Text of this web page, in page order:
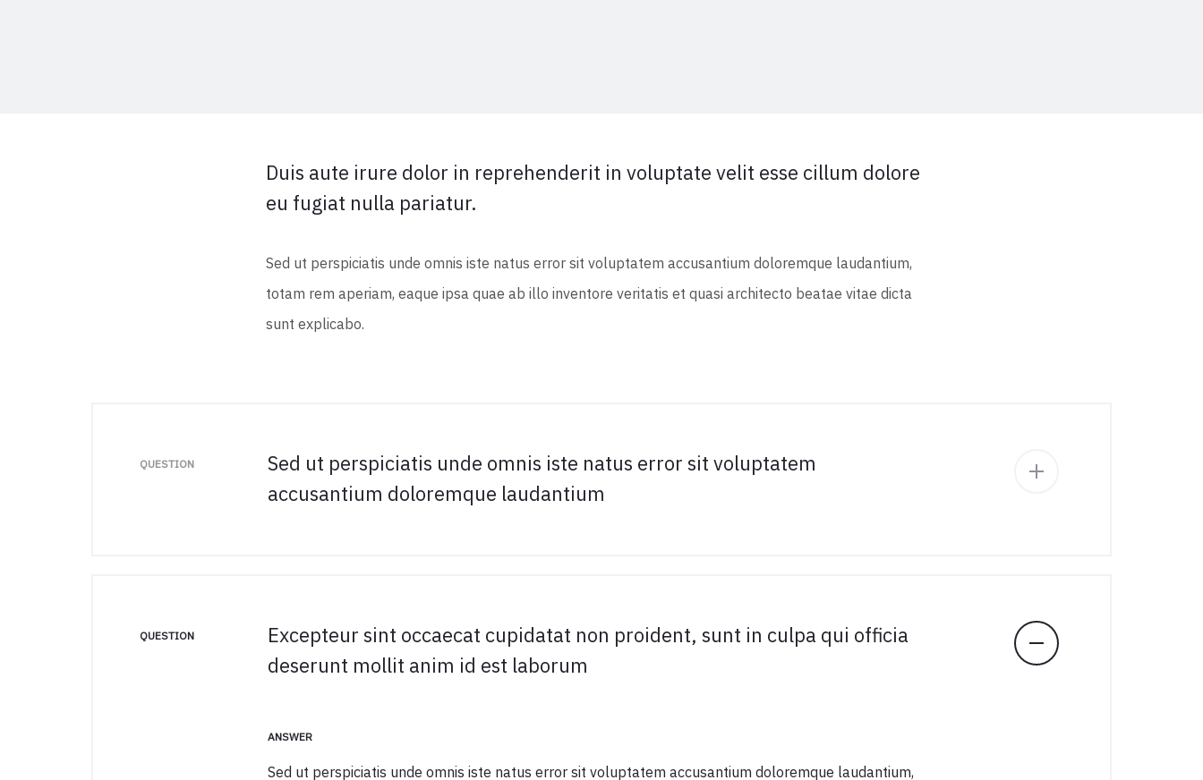
Duis aute irure dolor in reprehenderit in voluptate velit esse cillum dolore
eu fugiat nulla pariatur.
Sed ut perspiciatis unde omnis iste natus error sit voluptatem accusantium doloremque laudantium,
totam rem aperiam, eaque ipsa quae ab illo inventore veritatis et quasi architecto beatae vitae dicta
sunt explicabo.
QUESTION
Sed ut perspiciatis unde omnis iste natus error sit voluptatem
accusantium doloremque laudantium
QUESTION
Excepteur sint occaecat cupidatat non proident, sunt in culpa qui officia
deserunt mollit anim id est laborum
ANSWER
Sed ut perspiciatis unde omnis iste natus error sit voluptatem accusantium doloremque laudantium,